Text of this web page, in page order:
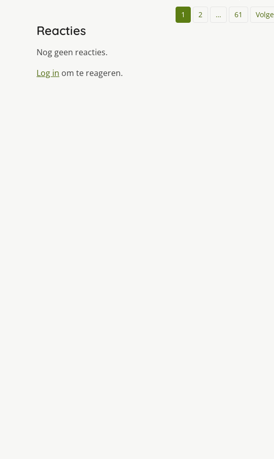
1 2 … 61
Reacties
Nog geen reacties.
Log in om te reageren.